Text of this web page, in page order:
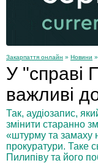
Закарпаття онлайн » Новини »
У "справі
важливі
Так, аудіозапис,
змінити старанно
«штурму та замаху
прокуратури. Таке
Пилипіву та його